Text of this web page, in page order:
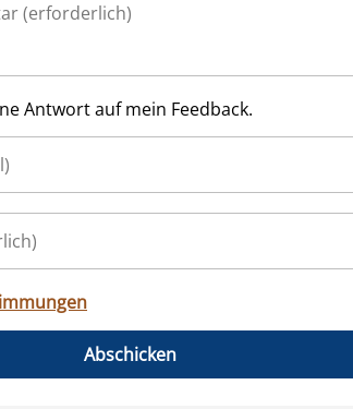
Antwort auf mein Feedback.
Abschicken